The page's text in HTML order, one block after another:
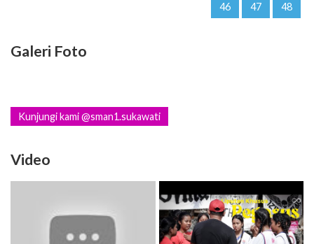
46 47 48
Galeri Foto
Kunjungi kami @sman1.sukawati
Video